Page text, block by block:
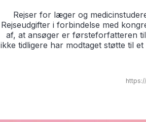
Rejser for læger og
Rejseudgifter i forbindelse med
af, at ansøger er førsteforfatteren
ikke tidligere har modtaget støtte til